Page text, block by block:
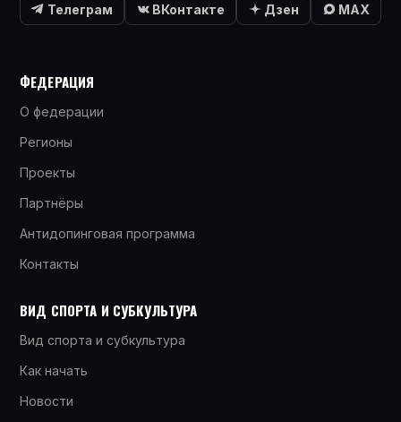
Телеграм ВКонтакте Дзен MAX
ФЕДЕРАЦИЯ
О федерации
Регионы
Проекты
Партнёры
Антидопинговая программа
Контакты
ВИД СПОРТА И СУБКУЛЬТУРА
Вид спорта и субкультура
Как начать
Новости